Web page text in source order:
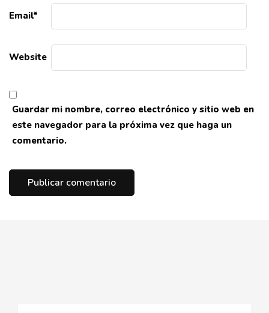
Email*
Website
Guardar mi nombre, correo electrónico y sitio web en
este navegador para la próxima vez que haga un
comentario.